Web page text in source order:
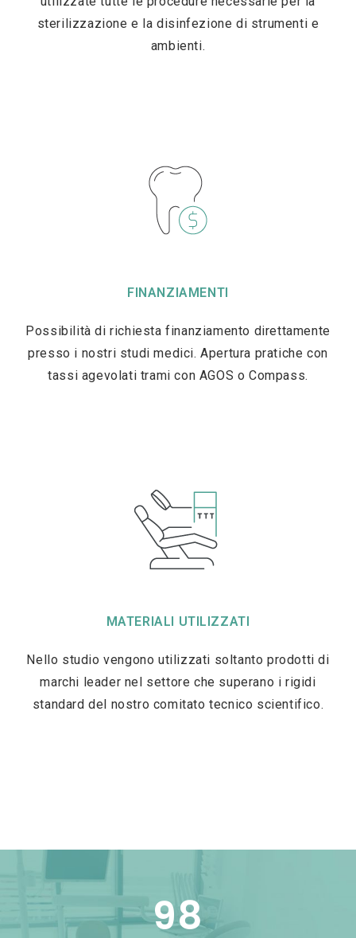
sterilizzazione e la disinfezione di strumenti e
ambienti.
FINANZIAMENTI
Possibilità di richiesta finanziamento direttamente
presso i nostri studi medici. Apertura pratiche con
tassi agevolati trami con AGOS o Compass.
MATERIALI UTILIZZATI
Nello studio vengono utilizzati soltanto prodotti di
marchi leader nel settore che superano i rigidi
standard del nostro comitato tecnico scientifico.
98